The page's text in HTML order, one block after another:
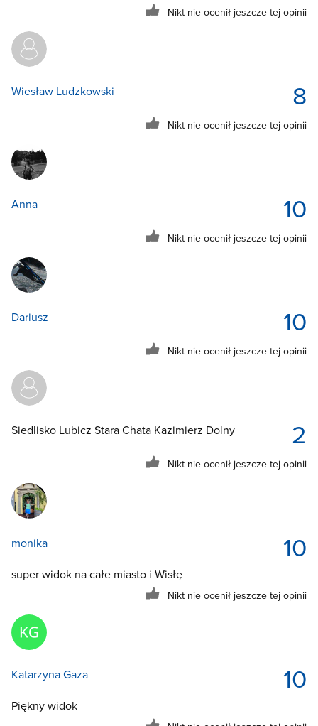
Nikt nie ocenił jeszcze tej opinii
8
Wiesław Ludzkowski
Nikt nie ocenił jeszcze tej opinii
10
Anna
Nikt nie ocenił jeszcze tej opinii
10
Dariusz
Nikt nie ocenił jeszcze tej opinii
2
Siedlisko Lubicz Stara Chata Kazimierz Dolny
Nikt nie ocenił jeszcze tej opinii
10
monika
super widok na całe miasto i Wisłę
Nikt nie ocenił jeszcze tej opinii
10
Katarzyna Gaza
Piękny widok